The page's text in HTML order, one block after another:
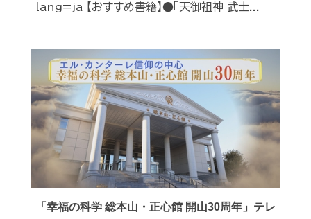
lang=ja 【おすすめ書籍】●『天御祖神 武士...
「幸福の科学 総本山・正心館 開山30周年」テレ